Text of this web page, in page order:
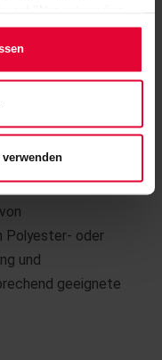
der Möglichkeit,
zu widerrufen)
.
Kundenwunschund
Polyester- oder
und
geeignete